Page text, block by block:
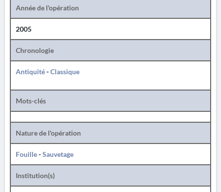
Année de l'opération
2005
Chronologie
Antiquité-Classique
Mots-clés
Nature de l'opération
Fouille-Sauvetage
Institution(s)